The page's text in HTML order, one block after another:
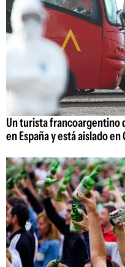
Un turista francoargentino
en España y está aislado en